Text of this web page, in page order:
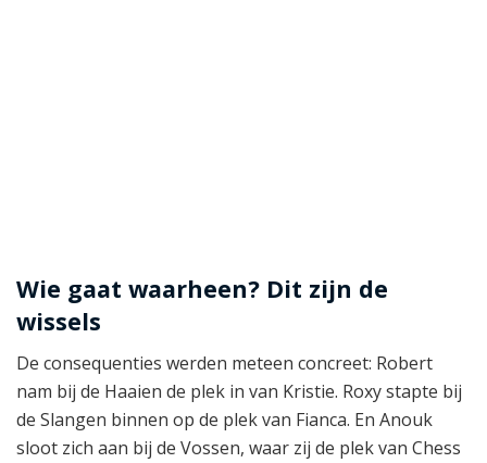
Wie gaat waarheen? Dit zijn de
wissels
De consequenties werden meteen concreet: Robert
nam bij de Haaien de plek in van Kristie. Roxy stapte bij
de Slangen binnen op de plek van Fianca. En Anouk
sloot zich aan bij de Vossen, waar zij de plek van Chess